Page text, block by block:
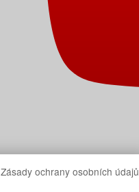
Zásady ochrany osobních údajů